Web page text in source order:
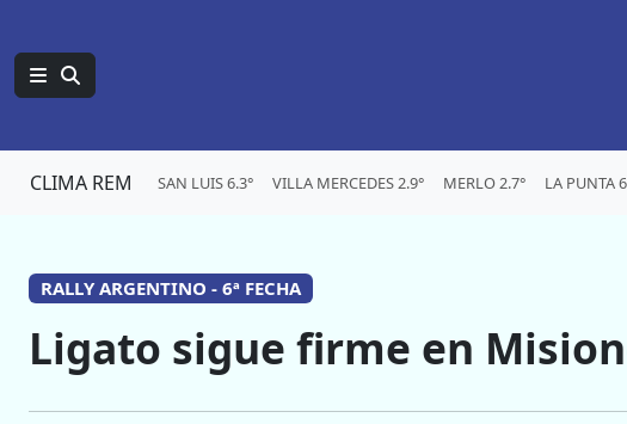
CLIMA REM SAN LUIS 6.3° VILLA MERCEDES 2.9° MERLO 2.7° LA PUNTA
RALLY ARGENTINO - 6ª FECHA
Ligato sigue firme en